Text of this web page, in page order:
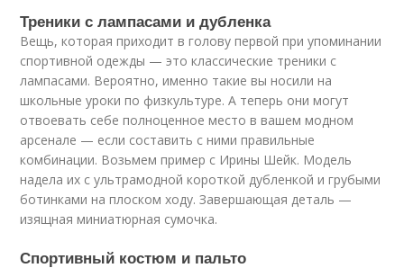
Треники с лампасами и дубленка
Вещь, которая приходит в голову первой при упоминании
спортивной одежды — это классические треники с
лампасами. Вероятно, именно такие вы носили на
школьные уроки по физкультуре. А теперь они могут
отвоевать себе полноценное место в вашем модном
арсенале — если составить с ними правильные
комбинации. Возьмем пример с Ирины Шейк. Модель
надела их с ультрамодной короткой дубленкой и грубыми
ботинками на плоском ходу. Завершающая деталь —
изящная миниатюрная сумочка.
Спортивный костюм и пальто